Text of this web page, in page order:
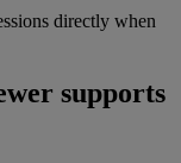
directly when
supports